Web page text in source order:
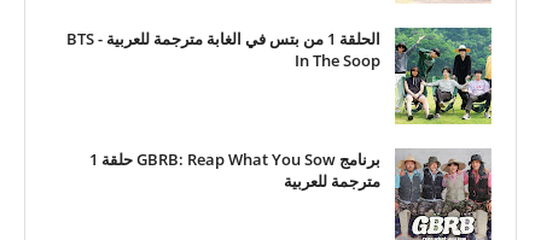
الحلقة 1 من بتس في الغابة مترجمة للعربية - BTS
In The Soop
برنامج GBRB: Reap What You Sow حلقة 1
مترجمة للعربية